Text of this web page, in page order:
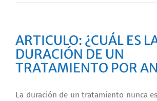
ARTICULO: ¿CUÁL ES
DURACIÓN DE UN
TRATAMIENTO POR
La duración de un tratamiento nunca